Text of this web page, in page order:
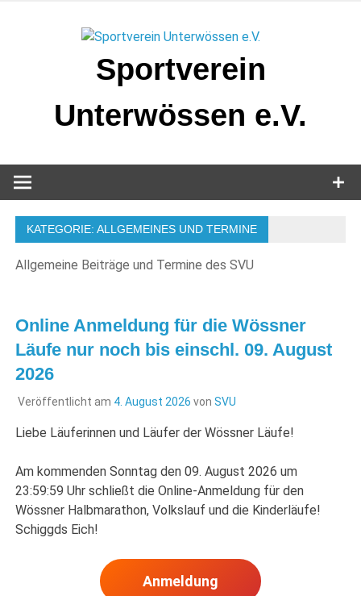
Sportverein
Unterwössen e.V.
KATEGORIE:ALLGEMEINES UND TERMINE
Allgemeine Beiträge und Termine des SVU
Online Anmeldung für die Wössner
Läufe nur noch bis einschl. 09. August
2026
Veröffentlicht am 4. August 2026 von SVU
Liebe Läuferinnen und Läufer der Wössner Läufe!
Am kommenden Sonntag den 09. August 2026 um
23:59:59 Uhr schließt die Online-Anmeldung für den
Wössner Halbmarathon, Volkslauf und die Kinderläufe!
Schiggds Eich!
Anmeldung